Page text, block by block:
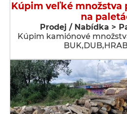
Kúpim veľké množstva
na
Prodej / Nabídka >
Kúpim kamiónové